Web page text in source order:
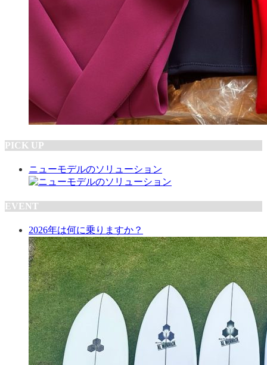
PICK UP
ニューモデルのソリューション
EVENT
2026年は何に乗りますか？